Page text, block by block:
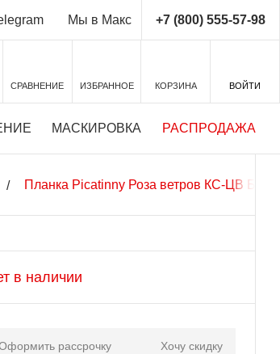
Мы в Макс +7 (800) 555-57-98
СРАВНЕНИЕ ИЗБРАННОЕ КОРЗИНА ВОЙТИ
МАСКИРОВКА РАСПРОДАЖА
Планка Picatinny Роза ветров КС-ЦВ
в наличии
рассрочку Хочу скидку